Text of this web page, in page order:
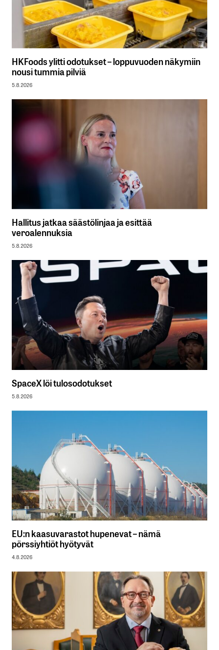
HKFoods ylitti odotukset – loppuvuoden näkymiin
nousi tummia pilviä
5.8.2026
Hallitus jatkaa säästölinjaa ja esittää
veroalennuksia
5.8.2026
SpaceX löi tulosodotukset
5.8.2026
EU:n kaasuvarastot hupenevat – nämä
pörssiyhtiöt hyötyvät
4.8.2026